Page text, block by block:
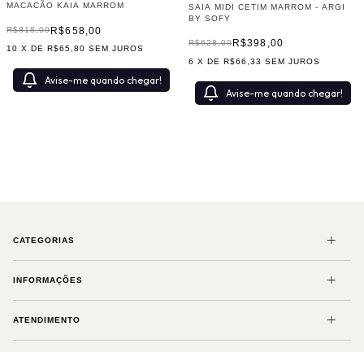
MACACÃO KAIA MARROM
R$658,00
R$818,00
10 X DER$65,80 SEM JUROS
Avise-me quando chegar!
SAIA MIDI CETIM MARROM - ARGI
BY SOFY
R$398,00
R$628,00
6 X DE R$66,33 SEM JUROS
Avise-me quando chegar!
CATEGORIAS
INFORMAÇÕES
ATENDIMENTO